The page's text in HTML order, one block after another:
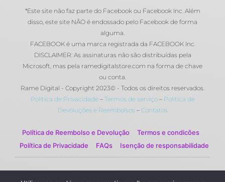
*Este site não faz parte do Facebook ou Facebook Inc. Além
disso, este site NÃO é endossado pelo Facebook de forma
alguma.
FACEBOOK é uma marca registrada da FACEBOOK Inc.
DISCLAIMER: As assinaturas não são distribuídas pela
Microsoft, mas pela ramedigitalstore.com na forma de chave
ou conta.
Rame Digital - Copyright 2023© - Todos os direitos reservados.
Política de Privacidade– Termos de serviço– Política de
Devoluções e Reembolsos– Contatos
Política de Reembolso e Devolução
Termos e condicões
Política de Privacidade
FAQs Isenção de responsabilidade